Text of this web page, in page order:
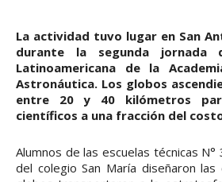
La actividad tuvo lugar en San
durante la segunda jornada
Latinoamericana de la
Astronáutica. Los globos
entre 20 y 40 kilómetros
científicos a una fracción del
Alumnos de las escuelas técnicas
del colegio San María diseñaron